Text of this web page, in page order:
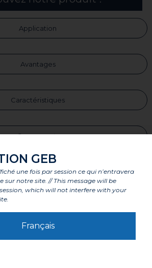
Application
Avantages
Caractéristiques
Composants
Labels et agréments
Le produit fond au contact de la
GEB
une fois par session ce qui n’entravera
sur notre site. // This message will be
which will not interfere with your
Français